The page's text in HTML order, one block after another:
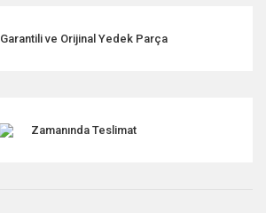
Garantili ve Orijinal Yedek Parça
Zamanında Teslimat